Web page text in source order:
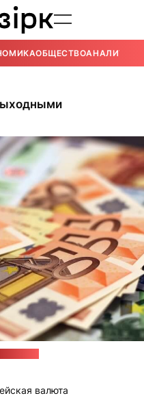
ОБЩЕСТВОАНАЛИТИКА
валюта